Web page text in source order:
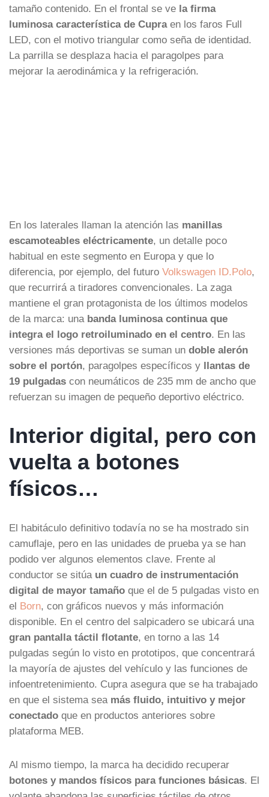
tamaño contenido. En el frontal se ve la firma
luminosa característica de Cupraen los faros Full
LED, con el motivo triangular como seña de identidad.
La parrilla se desplaza hacia el paragolpes para
mejorar la aerodinámica y la refrigeración.
En los laterales llaman la atención las manillas
escamoteables eléctricamente, un detalle poco
habitual en este segmento en Europa y que lo
diferencia, por ejemplo, del futuro Volkswagen ID.Polo,
que recurrirá a tiradores convencionales. La zaga
mantiene el gran protagonista de los últimos modelos
de la marca: una banda luminosa continua que
integra el logo retroiluminado en el centro. En las
versiones más deportivas se suman un doble alerón
sobre el portón, paragolpes específicos y llantas de
19 pulgadas con neumáticos de 235 mm de ancho que
refuerzan su imagen de pequeño deportivo eléctrico.
Interior digital, pero con
vuelta a botones
físicos…
El habitáculo definitivo todavía no se ha mostrado sin
camuflaje, pero en las unidades de prueba ya se han
podido ver algunos elementos clave. Frente al
conductor se sitúa un cuadro de instrumentación
digital de mayor tamaño que el de 5 pulgadas visto en
el Born, con gráficos nuevos y más información
disponible. En el centro del salpicadero se ubicará una
gran pantalla táctil flotante, en torno a las 14
pulgadas según lo visto en prototipos, que concentrará
la mayoría de ajustes del vehículo y las funciones de
infoentretenimiento. Cupra asegura que se ha trabajado
en que el sistema sea más fluido, intuitivo y mejor
conectado que en productos anteriores sobre
plataforma MEB.
Al mismo tiempo, la marca ha decidido recuperar
botones y mandos físicos para funciones básicas. El